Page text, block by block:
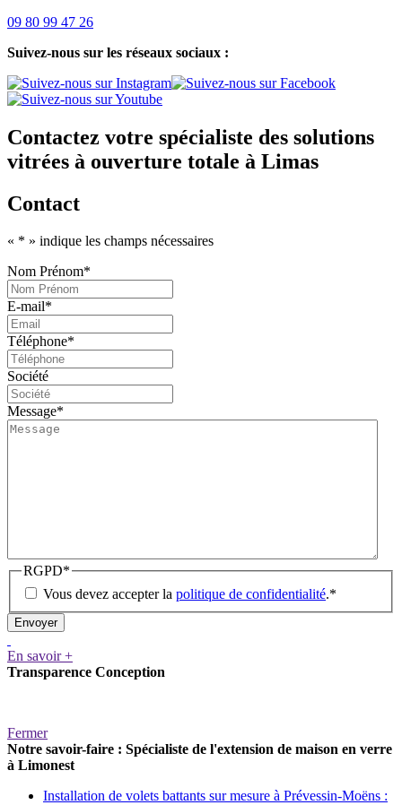
09 80 99 47 26
Suivez-nous sur les réseaux sociaux :
Contactez votre spécialiste des solutions
vitrées à ouverture totale à Limas
Contact
« * » indique les champs nécessaires
Nom Prénom*
E-mail*
Téléphone*
Société
Message*
RGPD*
Vous devez accepter la politique de confidentialité.*
En savoir +
Transparence Conception
Fermer
Notre savoir-faire : Spécialiste de l'extension de maison en verre
à Limonest
Installation de volets battants sur mesure à Prévessin-Moëns :